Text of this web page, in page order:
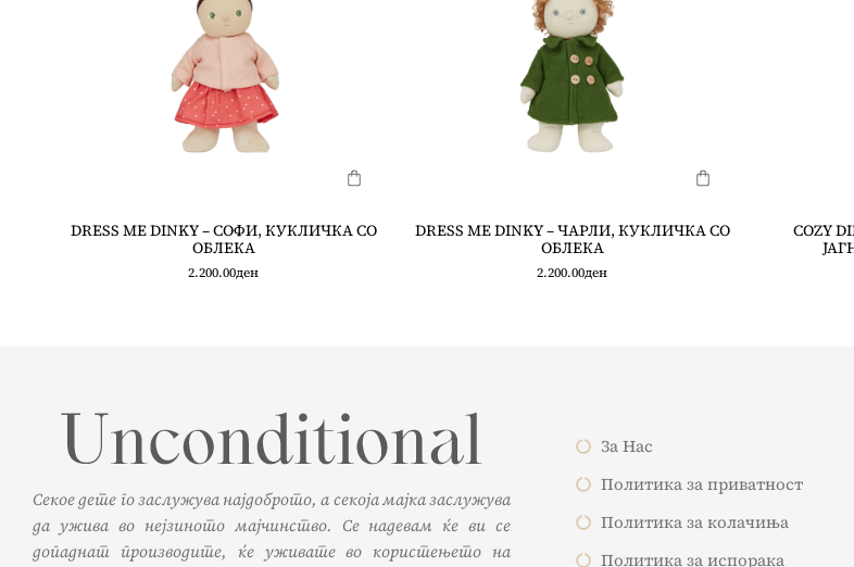
DRESS ME DINKY – СОФИ, КУКЛИЧКА СО
ОБЛЕКА
2.200.00ден
DRESS ME DINKY – ЧАРЛИ, КУКЛИЧКА СО
ОБЛЕКА
2.200.00ден
COZY
Секое дете го заслужува најдоброто, а секоја мајка заслужува
да ужива во нејзиното мајчинство. Се надевам ќе ви се
допаднат производите, ќе уживате во користењето на
За Нас
Политика за приватност
Политика за колачиња
Политика за испорака